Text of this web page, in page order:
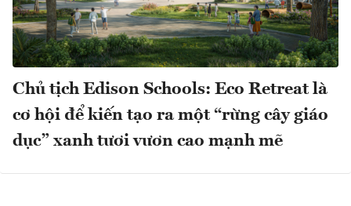
Chủ tịch Edison Schools: Eco Retreat là
cơ hội để kiến tạo ra một “rừng cây giáo
dục” xanh tươi vươn cao mạnh mẽ